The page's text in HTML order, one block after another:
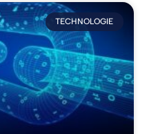
TECHNOLOGIE